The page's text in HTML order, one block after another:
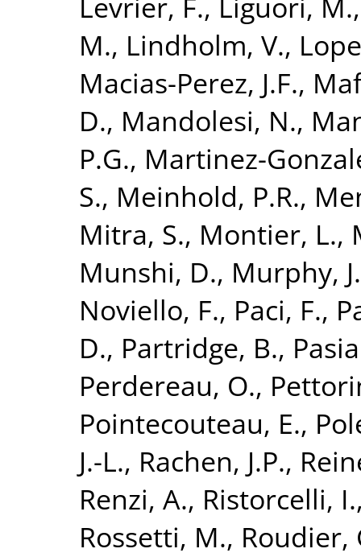
M., Lindholm, V.,
Macias-Perez, J.F.,
D., Mandolesi, N.,
P.G., Martinez-
S., Meinhold, P.R.,
Mitra, S., Montier, L.,
Munshi, D., Murphy,
Noviello, F., Paci, F.,
D., Partridge, B.,
Perdereau, O.,
Pointecouteau, E.,
J.-L., Rachen, J.P.,
Renzi, A., Ristorcelli, I.
Rossetti, M., Roudier,